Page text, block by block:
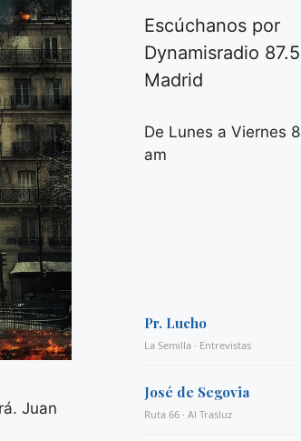
Juan
Escúchanos por
Dynamisradio
Madrid
De Lunes a Viernes 8
am
Pr. Lucho
La Semilla · Entrevistas
José de Segovia
Ruta 66 · Al Trasluz